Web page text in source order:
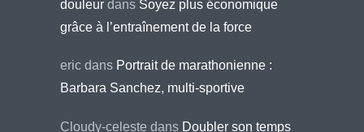
douleur dans Soyez plus économique
grâce à l’entraînement de la force
eric dans Portrait de marathonienne :
Barbara Sanchez, multi-sportive
Cloudy-celeste dans Doubler son temps